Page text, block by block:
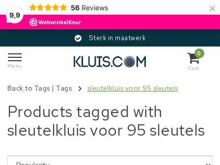
9,9
56 Reviews ×
Sterk in maatwerk
Menu
0
Cart
Back to Tags |Tags sleutelkluis voor 95 sleutels
Products tagged with
sleutelkluis voor 95 sleutels